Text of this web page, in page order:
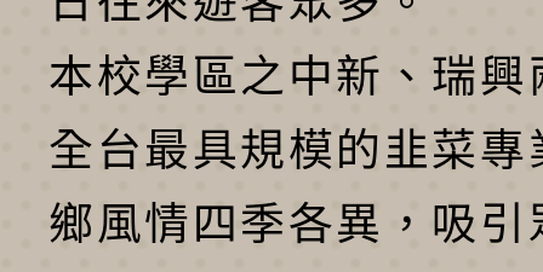
本校學區之中新、瑞興
全台最具規模的韭菜專
鄉風情四季各異，吸引